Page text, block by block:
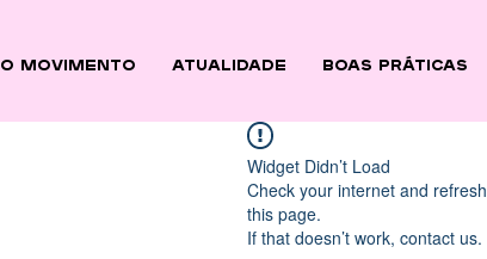
O Movimento ATUALIDADE BOAS PRÁTICAS
Widget Didn’t Load
Check your internet and refresh
this page.
If that doesn’t work, contact us.